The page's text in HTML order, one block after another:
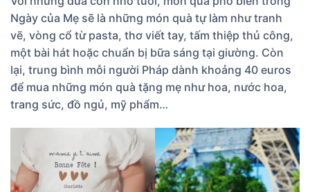
Ngày của Mẹ sẽ là những món quà tự làm như tranh
vẽ, vòng cổ từ pasta, thơ viết tay, tấm thiệp thủ công,
một bài hát hoặc chuẩn bị bữa sáng tại giường. Còn
lại, trung bình mỗi người Pháp dành khoảng 40 euros
để mua những món quà tặng mẹ như hoa, nước hoa,
trang sức, đồ ngủ, mỹ phẩm…